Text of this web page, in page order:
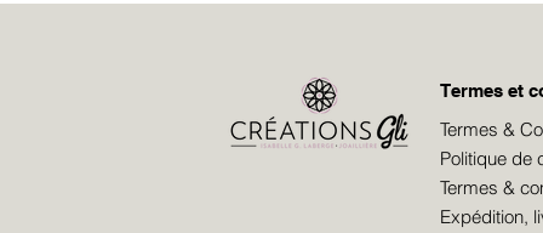
Termes et
Termes &
Politique de
Termes &
Expédition,